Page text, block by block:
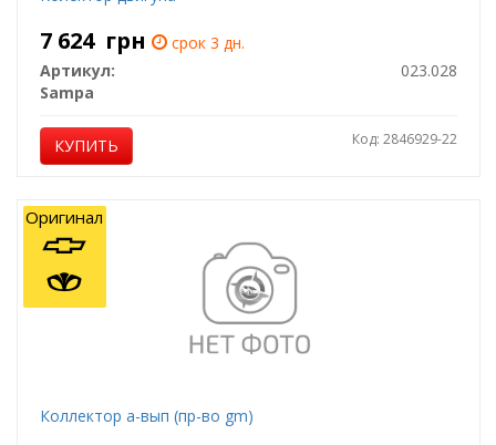
7 624 грн
срок 3 дн.
Артикул:
023.028
Sampa
КУПИТЬ Код: 2846929-22
Коллектор а-вып (пр-во gm)
Оригинал